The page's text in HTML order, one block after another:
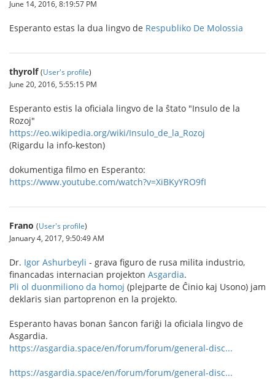
June 14, 2016, 8:19:57 PM
Esperanto estas la dua lingvo de Respubliko De Molossia
thyrolf (User's profile)
June 20, 2016, 5:55:15 PM
Esperanto estis la oficiala lingvo de la ŝtato "Insulo de la
Rozoj"
https://eo.wikipedia.org/wiki/Insulo_de_la_Rozoj
(Rigardu la info-keston)
dokumentiga filmo en Esperanto:
https://www.youtube.com/watch?v=XiBKyYRO9fI
Frano (User's profile)
January 4, 2017, 9:50:49 AM
Dr. Igor Ashurbeyli - grava figuro de rusa milita industrio,
financadas internacian projekton Asgardia.
Pli ol duonmiliono da homoj (plejparte de Ĉinio kaj Usono) jam
deklaris sian partoprenon en la projekto.
Esperanto havas bonan ŝancon fariĝi la oficiala lingvo de
Asgardia.
https://asgardia.space/en/forum/forum/general-disc...
https://asgardia.space/en/forum/forum/general-disc...